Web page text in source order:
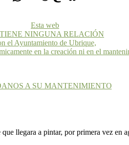
Esta web
NINGUNA RELACIÓN
el Ayuntamiento de Ubrique,
en la creación ni en el
A SU MANTENIMIENTO
llegara a pintar, por primera vez en